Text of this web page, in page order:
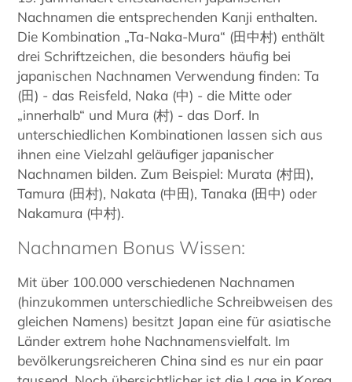
Nachnamen die entsprechenden Kanji enthalten.
Die Kombination „Ta-Naka-Mura“ (田中村) enthält
drei Schriftzeichen, die besonders häufig bei
japanischen Nachnamen Verwendung finden: Ta
(田) - das Reisfeld, Naka (中) - die Mitte oder
„innerhalb“ und Mura (村) - das Dorf. In
unterschiedlichen Kombinationen lassen sich aus
ihnen eine Vielzahl geläufiger japanischer
Nachnamen bilden. Zum Beispiel: Murata (村田),
Tamura (田村), Nakata (中田), Tanaka (田中) oder
Nakamura (中村).
Nachnamen Bonus Wissen:
Mit über 100.000 verschiedenen Nachnamen
(hinzukommen unterschiedliche Schreibweisen des
gleichen Namens) besitzt Japan eine für asiatische
Länder extrem hohe Nachnamensvielfalt. Im
bevölkerungsreicheren China sind es nur ein paar